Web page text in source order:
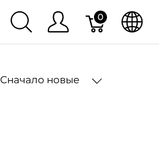
0
Сначало новые